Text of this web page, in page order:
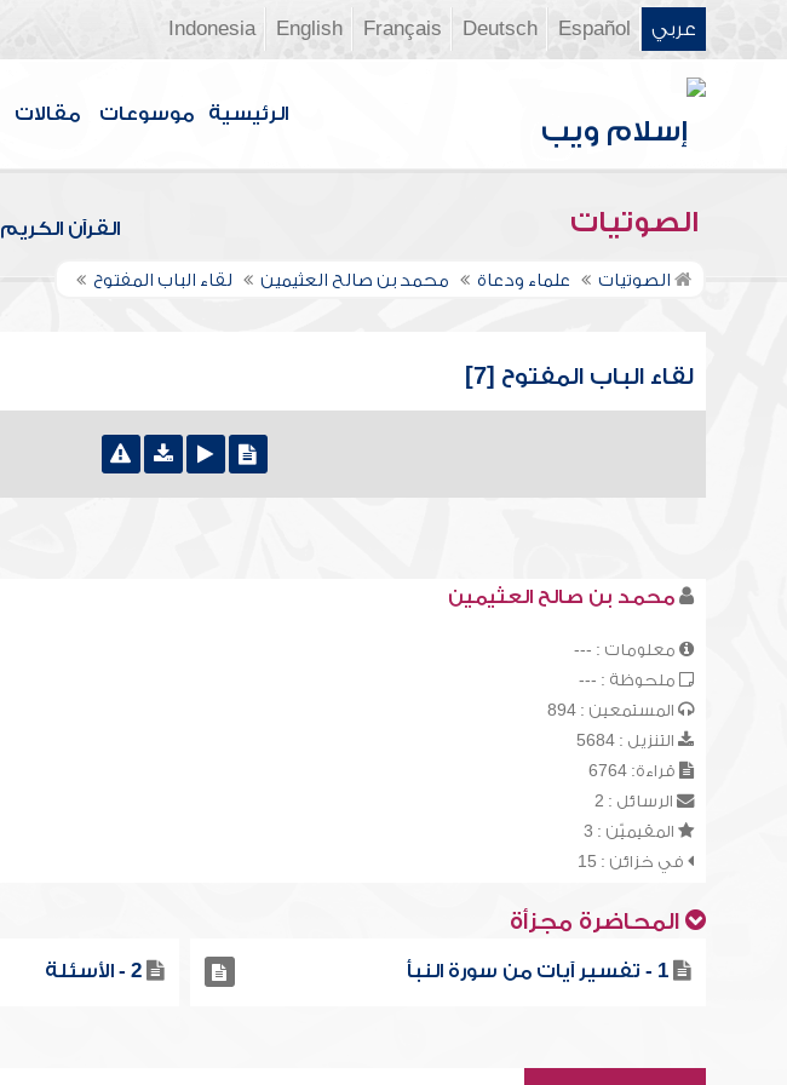
عربي Español
Deutsch
Français
English
Indonesia
الرئيسية موسوعات مقالات
الصوتيات القرآن الكريم
الصوتيات علماء ودعاة محمد بن صالح العثيمين لقاء الباب المفتوح
لقاء الباب المفتوح [7]
محمد بن صالح العثيمين
معلومات : ---
ملحوظة : ---
المستمعين : 894
التنزيل : 5684
قراءة: 6764
الرسائل : 2
المقيميّن : 3
في خزائن : 15
المحاضرة مجزأة
1 - تفسير آيات من سورة النبأ 2 - الأسئلة